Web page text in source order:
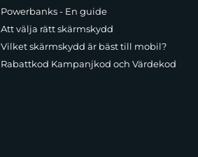
Powerbanks - En guide
Att välja rätt skärmskydd
Vilket skärmskydd är bäst till mobil?
Rabattkod Kampanjkod och Värdekod